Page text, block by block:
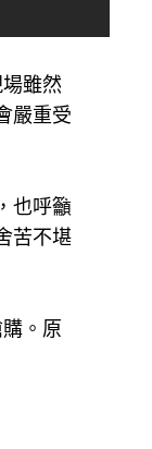
雖然
嚴重受
也呼籲
苦不堪
。原